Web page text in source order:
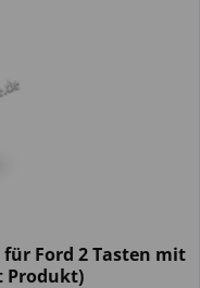
Ford 2 Tasten mit
Produkt)